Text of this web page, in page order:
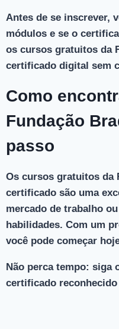
Antes de se inscrever,
módulos e se o
os cursos gratuitos da
certificado digital sem
Como
Fundação
passo
Os cursos gratuitos da
certificado são uma
mercado de trabalho
habilidades. Com um
você pode começar
Não perca tempo: siga
certificado